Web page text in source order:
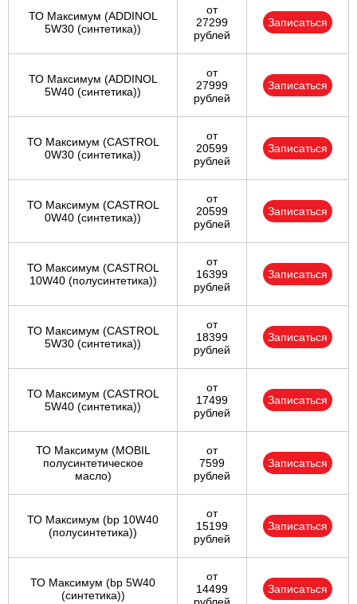
ТО Максимум (ADDINOL
5W30 (синтетика))
от
27299
рублей
Записаться
ТО Максимум (ADDINOL
5W40 (синтетика))
от
27999
рублей
Записаться
ТО Максимум (CASTROL
0W30 (синтетика))
от
20599
рублей
Записаться
ТО Максимум (CASTROL
0W40 (синтетика))
от
20599
рублей
Записаться
ТО Максимум (CASTROL
10W40 (полусинтетика))
от
16399
рублей
Записаться
ТО Максимум (CASTROL
5W30 (синтетика))
от
18399
рублей
Записаться
ТО Максимум (CASTROL
5W40 (синтетика))
от
17499
рублей
Записаться
ТО Максимум (MOBIL
полуcинтетическое
масло)
от
7599
рублей
Записаться
ТО Максимум (bp 10W40
(полусинтетика))
от
15199
рублей
Записаться
ТО Максимум (bp 5W40
(синтетика))
от
14499
Записаться